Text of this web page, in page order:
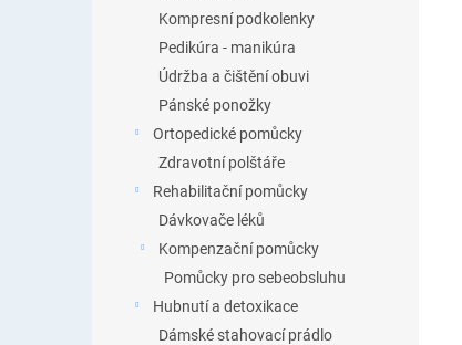
Kompresní podkolenky
Pedikúra - manikúra
Údržba a čištění obuvi
Pánské ponožky
Ortopedické pomůcky
Zdravotní polštáře
Rehabilitační pomůcky
Dávkovače léků
Kompenzační pomůcky
Pomůcky pro sebeobsluhu
Hubnutí a detoxikace
Dámské stahovací prádlo